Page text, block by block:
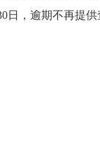
日，逾期不再提供